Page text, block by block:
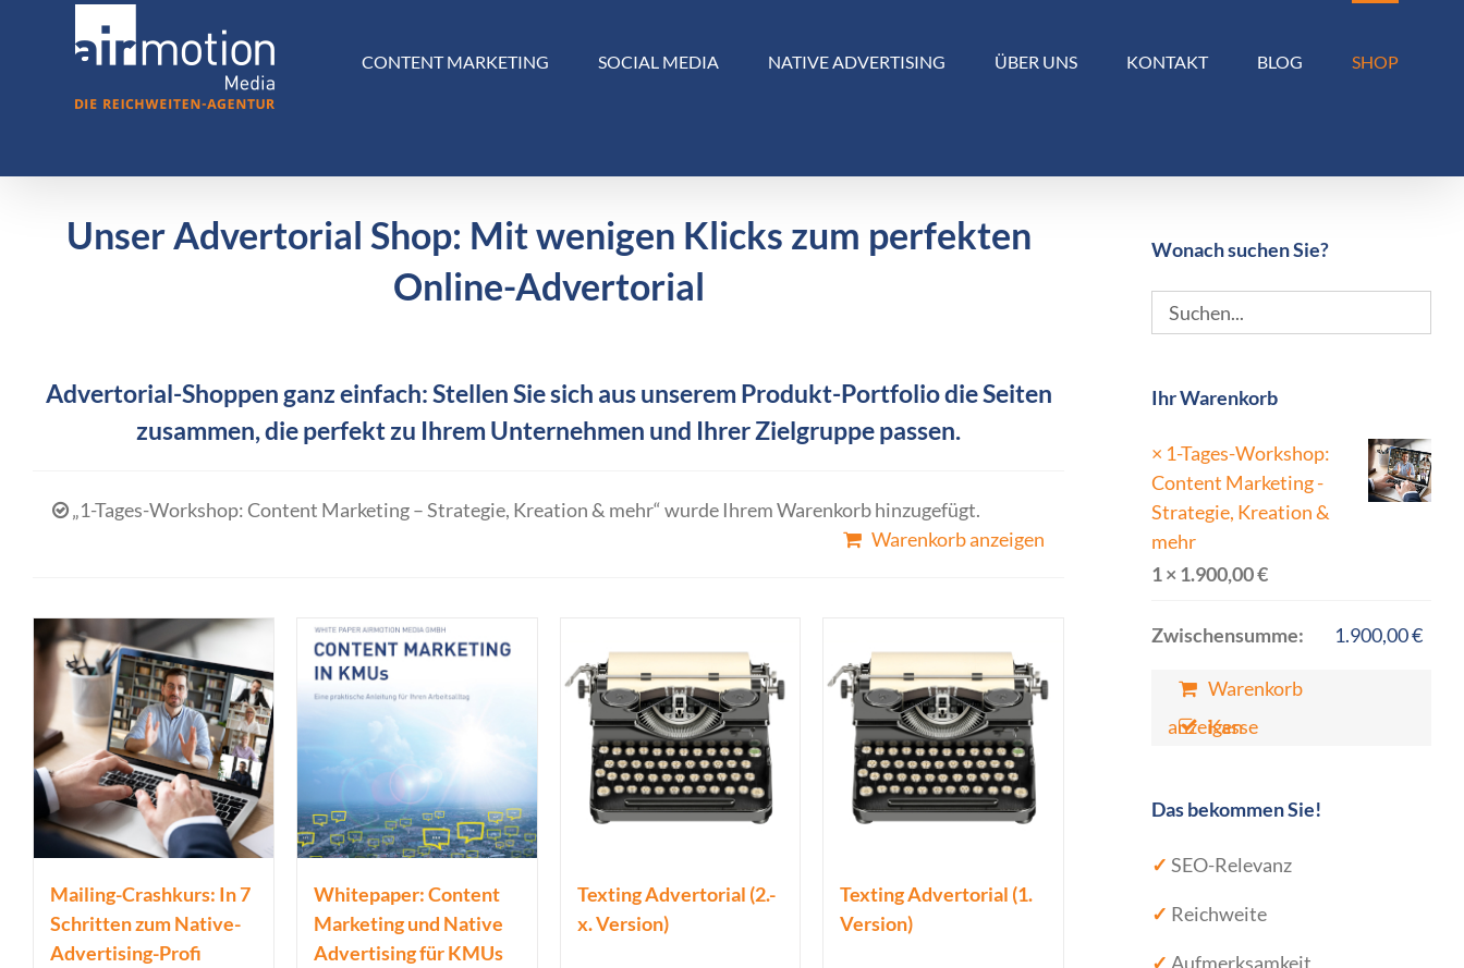
CONTENT MARKETING SOCIAL MEDIA NATIVE ADVERTISING ÜBER UNS KONTAKT BLOG SHOP
Unser Advertorial Shop: Mit wenigen Klicks zum perfekten
Online-Advertorial
Advertorial-Shoppen ganz einfach: Stellen Sie sich aus unserem Produkt-Portfolio die Seiten
zusammen, die perfekt zu Ihrem Unternehmen und Ihrer Zielgruppe passen.
„1-Tages-Workshop: Content Marketing – Strategie, Kreation & mehr“ wurde Ihrem Warenkorb hinzugefügt.
Warenkorb anzeigen
Mailing-Crashkurs: In 7
Schritten zum Native-
Advertising-Profi
Whitepaper: Content
Marketing und Native
Advertising für KMUs
Texting Advertorial (2.-
x. Version)
Texting Advertorial (1.
Version)
Wonach suchen Sie?
Ihr Warenkorb
× 1-Tages-Workshop:
Content Marketing -
Strategie, Kreation &
mehr
1 × 1.900,00€
Zwischensumme: 1.900,00€
Warenkorb
anzeigen
Kasse
Das bekommen Sie!
✓ SEO-Relevanz
✓ Reichweite
✓ Aufmerksamkeit